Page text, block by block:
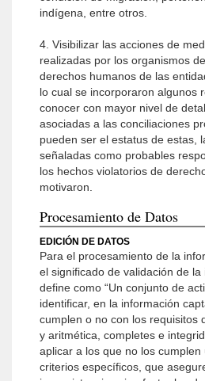
indígena, entre otros.
4. Visibilizar las acciones de
realizadas por los organismos
derechos humanos de las
lo cual se incorporaron algunos
conocer con mayor nivel de
asociadas a las conciliaciones
pueden ser el estatus de estas,
señaladas como probables
los hechos violatorios de
motivaron.
Procesamiento de Datos
EDICIÓN DE DATOS
Para el procesamiento de la
el significado de validación de la
define como “Un conjunto de
identificar, en la información
cumplen o no con los requisitos
y aritmética, completes e
aplicar a los que no los
criterios específicos, que